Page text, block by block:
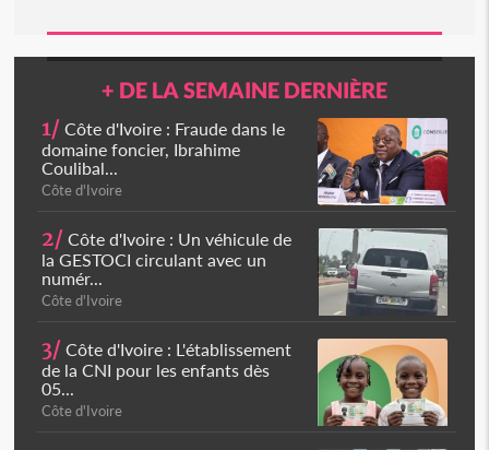
+ DE LA SEMAINE DERNIÈRE
1/ Côte d'Ivoire : Fraude dans le
domaine foncier, Ibrahime
Coulibal...
Côte d'Ivoire
2/ Côte d'Ivoire : Un véhicule de
la GESTOCI circulant avec un
numér...
Côte d'Ivoire
3/ Côte d'Ivoire : L'établissement
de la CNI pour les enfants dès
05...
Côte d'Ivoire